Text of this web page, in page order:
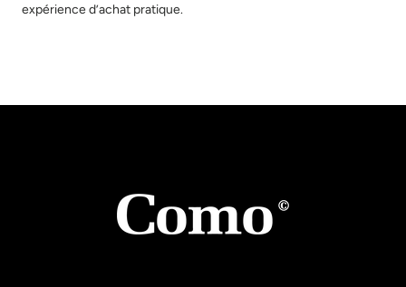
expérience d’achat pratique.